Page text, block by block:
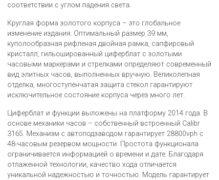
соответствии с углом падения света.
Круглая форма золотого корпуса – это глобальное
изменение издания. Оптимальный размер 39 мм,
куполообразная рифленая двойная рамка, сапфировый
кристалл, гильошированный циферблат с золотыми
часовыми маркерами и стрелками определяют современный
вид элитных часов, выполненных вручную. Великолепная
отделка, многоступенчатая защита стекол гарантируют
исключительное состояние корпуса через много лет.
Циферблат и функции выложены на платформу 2014 года. В
основе механики часов – собственный встроенный Calibr
3165. Механизм с автоподзаводом гарантирует 28800vph с
48-часовым резервом мощности. Простота функционала
ограничивается информацией о времени и дате. Благодаря
отлаженной технологии, качество хода отличается
уникальной надежностью и точностью. Модель гарантирует